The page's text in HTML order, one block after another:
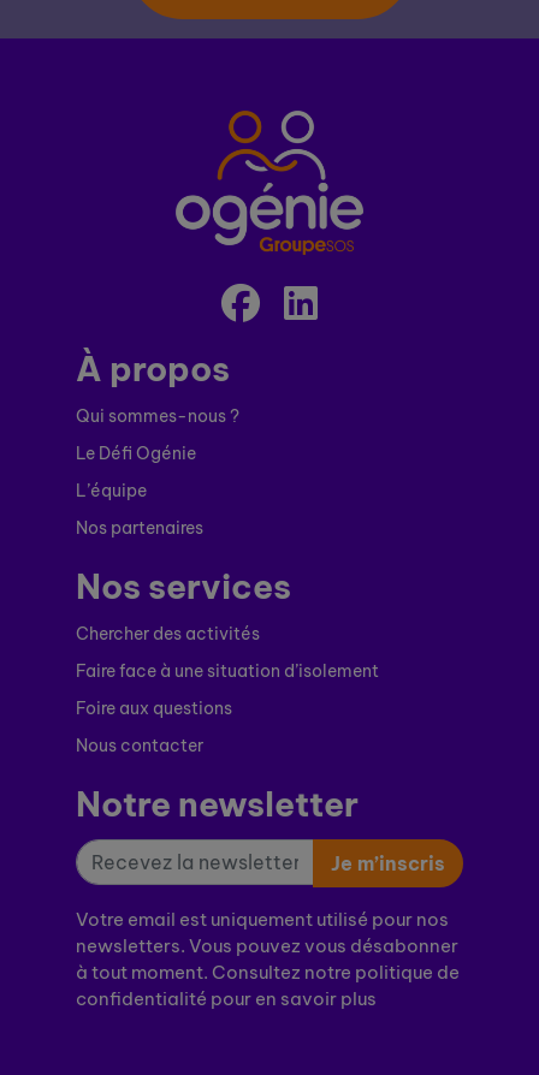
À propos
Qui sommes-nous ?
Le Défi Ogénie
L’équipe
Nos partenaires
Nos services
Chercher des activités
Faire face à une situation d’isolement
Foire aux questions
Nous contacter
Notre newsletter
Je m’inscris
Votre email est uniquement utilisé pour nos
newsletters. Vous pouvez vous désabonner
à tout moment. Consultez notre politique de
confidentialité pour en savoir plus